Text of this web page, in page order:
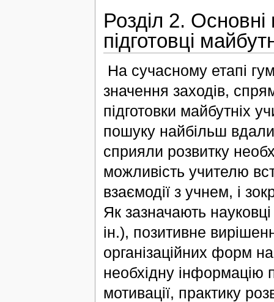
Розділ 2.
підготовці
На сучасному етапі
значення заходів,
підготовки майбутніх
пошуку найбільш
сприяли розвитку
можливість учителю
взаємодії з учнем, і
Як зазначають
ін.), позитивне
організаційних форм
необхідну інформацію
мотивації, практику